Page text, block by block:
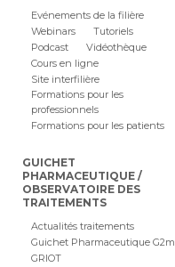
Evénements de la filière
Webinars
Tutoriels
Podcast
Vidéothèque
Cours en ligne
Site interfilière
Formations pour les
professionnels
Formations pour les patients
GUICHET
PHARMACEUTIQUE /
OBSERVATOIRE DES
TRAITEMENTS
Actualités traitements
Guichet Pharmaceutique G2m
GRIOT